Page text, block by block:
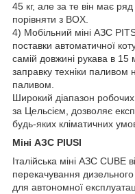
45 кг, але за те він має
порівняти з BOX.
4) Мобільний міні АЗС
поставки автоматичної
самій довжині рукава в 15
заправку техніки паливом
паливом.
Широкий діапазон
за Цельсієм, дозволяє
будь-яких кліматичних
Міні АЗС PIUSI
Італійська міні АЗС CUBE
перекачування
для автономної